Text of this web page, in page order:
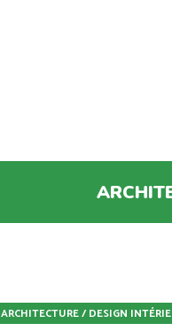
ARCHITECTURE / DESIGN